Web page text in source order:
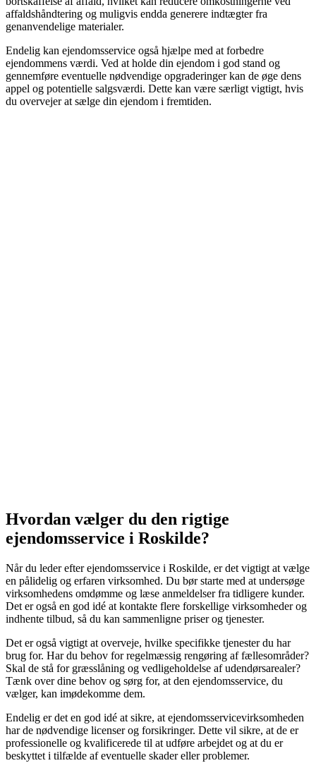
affaldshåndtering og muligvis endda generere indtægter fra
genanvendelige materialer.
Endelig kan ejendomsservice også hjælpe med at forbedre
ejendommens værdi. Ved at holde din ejendom i god stand og
gennemføre eventuelle nødvendige opgraderinger kan de øge dens
appel og potentielle salgsværdi. Dette kan være særligt vigtigt, hvis
du overvejer at sælge din ejendom i fremtiden.
Hvordan vælger du den rigtige
ejendomsservice i Roskilde?
Når du leder efter ejendomsservice i Roskilde, er det vigtigt at vælge
en pålidelig og erfaren virksomhed. Du bør starte med at undersøge
virksomhedens omdømme og læse anmeldelser fra tidligere kunder.
Det er også en god idé at kontakte flere forskellige virksomheder og
indhente tilbud, så du kan sammenligne priser og tjenester.
Det er også vigtigt at overveje, hvilke specifikke tjenester du har
brug for. Har du behov for regelmæssig rengøring af fællesområder?
Skal de stå for græsslåning og vedligeholdelse af udendørsarealer?
Tænk over dine behov og sørg for, at den ejendomsservice, du
vælger, kan imødekomme dem.
Endelig er det en god idé at sikre, at ejendomsservicevirksomheden
har de nødvendige licenser og forsikringer. Dette vil sikre, at de er
professionelle og kvalificerede til at udføre arbejdet og at du er
beskyttet i tilfælde af eventuelle skader eller problemer.